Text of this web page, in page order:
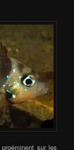
sur les